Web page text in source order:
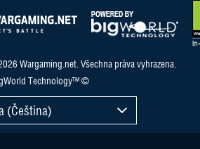
Wargaming.net. Všechna práva vyhrazena.
Technology™ ©
(Čeština)